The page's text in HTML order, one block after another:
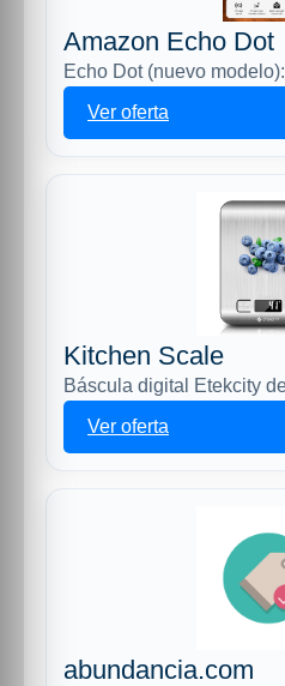
Amazon Echo Dot
Echo Dot (nuevo
Ver oferta
Kitchen Scale
Báscula digital Etekcity
Ver oferta
abundancia.com